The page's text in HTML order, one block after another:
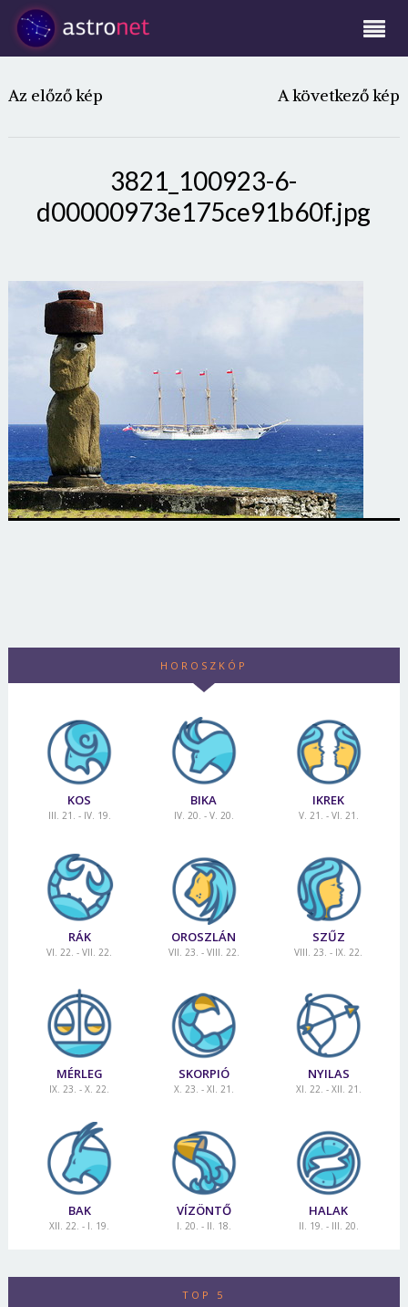
Az előző kép A következő kép
3821_100923-6-
d00000973e175ce91b60f.jpg
HOROSZKÓP
KOS
III. 21. - IV. 19.
BIKA
IV. 20. - V. 20.
IKREK
V. 21. - VI. 21.
RÁK
VI. 22. - VII. 22.
OROSZLÁN
VII. 23. - VIII. 22.
SZŰZ
VIII. 23. - IX. 22.
MÉRLEG
IX. 23. - X. 22.
SKORPIÓ
X. 23. - XI. 21.
NYILAS
XI. 22. - XII. 21.
BAK
XII. 22. - I. 19.
VÍZÖNTŐ
I. 20. - II. 18.
HALAK
II. 19. - III. 20.
TOP 5